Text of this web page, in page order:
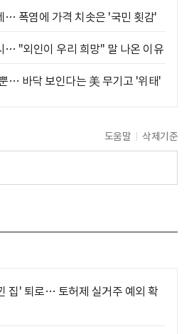
… 폭염에 가격 치솟은 '국민 횟감'
… "외인이 우리 희망" 말 나온 이유
… 바닥 보인다는 美 무기고 '위태'
도움말 삭제기준
집' 퇴로… 토허제 실거주 예외 확